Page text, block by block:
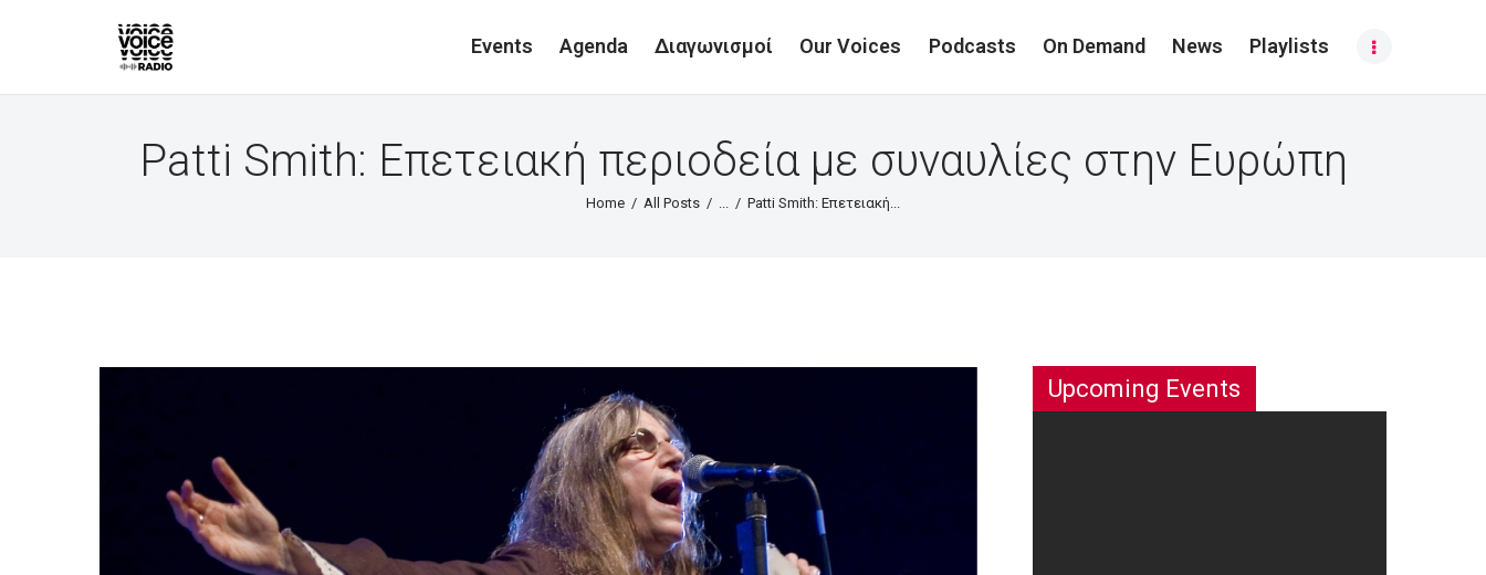
Events Agenda Διαγωνισμοί Our Voices Podcasts On Demand News Playlists
Patti Smith: Επετειακή περιοδεία με συναυλίες στην Ευρώπη
Home All Posts Patti Smith: Επετειακή...
Upcoming Events